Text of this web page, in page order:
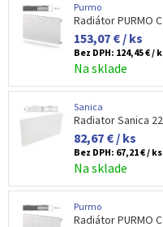
Purmo
Radiátor PURMO
153,07 € / ks
Bez DPH: 124,45 € /
Na sklade
Sanica
Radiator Sanica
82,67 € / ks
Bez DPH: 67,21 € / ks
Na sklade
Purmo
Radiátor PURMO